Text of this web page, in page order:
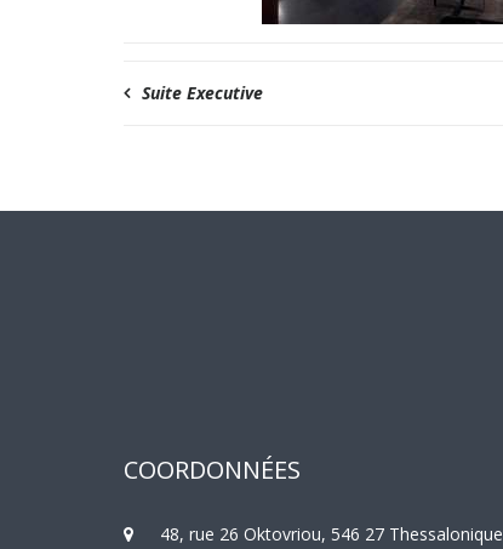
Suite Executive
COORDONNÉES
48, rue 26 Oktovriou, 546 27 Thessalonique